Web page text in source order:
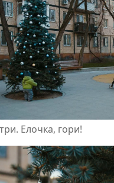
Елочка, гори!